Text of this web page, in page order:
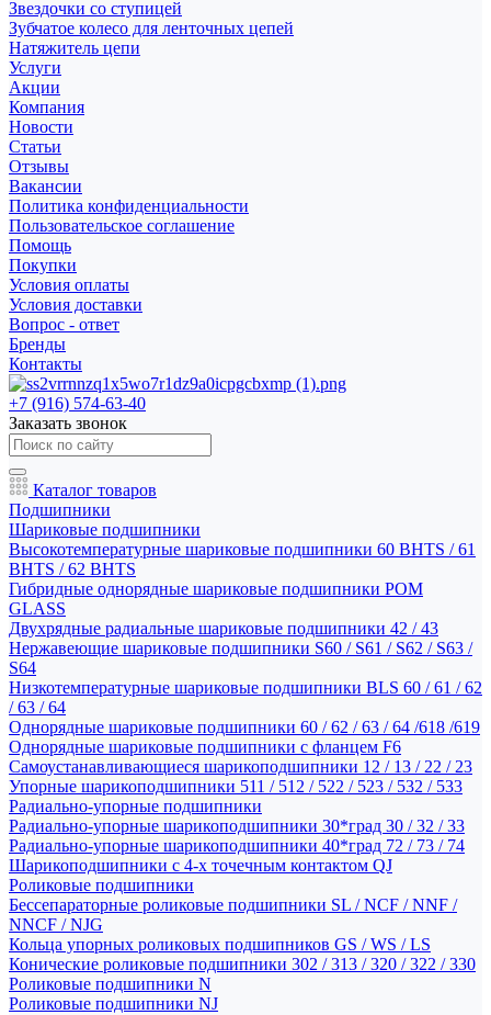
Звездочки со ступицей
Зубчатое колесо для ленточных цепей
Натяжитель цепи
Услуги
Акции
Компания
Новости
Статьи
Отзывы
Вакансии
Политика конфиденциальности
Пользовательское соглашение
Помощь
Покупки
Условия оплаты
Условия доставки
Вопрос - ответ
Бренды
Контакты
+7 (916) 574-63-40
Заказать звонок
Каталог товаров
Подшипники
Шариковые подшипники
Высокотемпературные шариковые подшипники 60 BHTS / 61
BHTS / 62 BHTS
Гибридные однорядные шариковые подшипники POM
GLASS
Двухрядные радиальные шариковые подшипники 42 / 43
Нержавеющие шариковые подшипники S60 / S61 / S62 / S63 /
S64
Низкотемпературные шариковые подшипники BLS 60 / 61 / 62
/ 63 / 64
Однорядные шариковые подшипники 60 / 62 / 63 / 64 /618 /619
Однорядные шариковые подшипники с фланцем F6
Самоустанавливающиеся шарикоподшипники 12 / 13 / 22 / 23
Упорные шарикоподшипники 511 / 512 / 522 / 523 / 532 / 533
Радиально-упорные подшипники
Радиально-упорные шарикоподшипники 30*град 30 / 32 / 33
Радиально-упорные шарикоподшипники 40*град 72 / 73 / 74
Шарикоподшипники с 4-х точечным контактом QJ
Роликовые подшипники
Бессепараторные роликовые подшипники SL / NCF / NNF /
NNCF / NJG
Кольца упорных роликовых подшипников GS / WS / LS
Конические роликовые подшипники 302 / 313 / 320 / 322 / 330
Роликовые подшипники N
Роликовые подшипники NJ